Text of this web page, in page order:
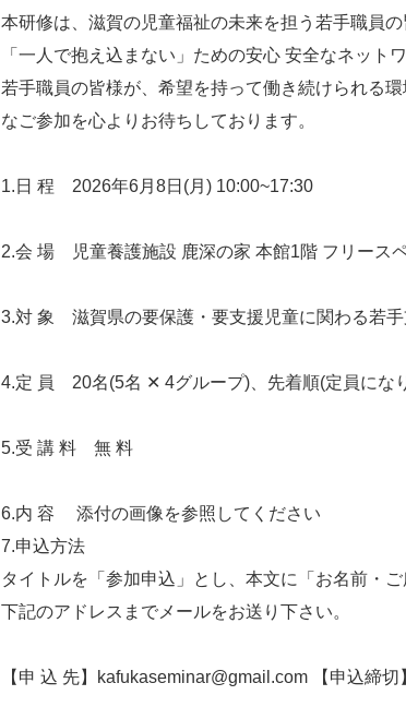
本研修は、滋賀の児童福祉の未来を担う若手職員
「一人で抱え込まない」ための安心 安全なネット
若手職員の皆様が、希望を持って働き続けられる
なご参加を心よりお待ちしております。
1.日 程 2026年6月8日(月) 10:00~17:30
2.会 場 児童養護施設 鹿深の家 本館1階 フリース
3.対 象 滋賀県の要保護・要支援児童に関わる若
4.定 員 20名(5名 ✕ 4グループ)、先着順(定員にな
5.受 講 料 無 料
6.内 容 添付の画像を参照してください
7.申込方法
タイトルを「参加申込」とし、本文に「お名前・ご
下記のアドレスまでメールをお送り下さい。
【申 込 先】kafukaseminar@gmail.com 【申込締